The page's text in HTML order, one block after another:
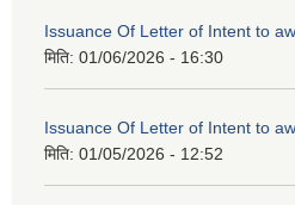
Issuance Of Letter of Intent to
मिति: 01/06/2026 - 16:30
Issuance Of Letter of Intent to
मिति: 01/05/2026 - 12:52